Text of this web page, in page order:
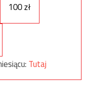
100 zł
Tutaj